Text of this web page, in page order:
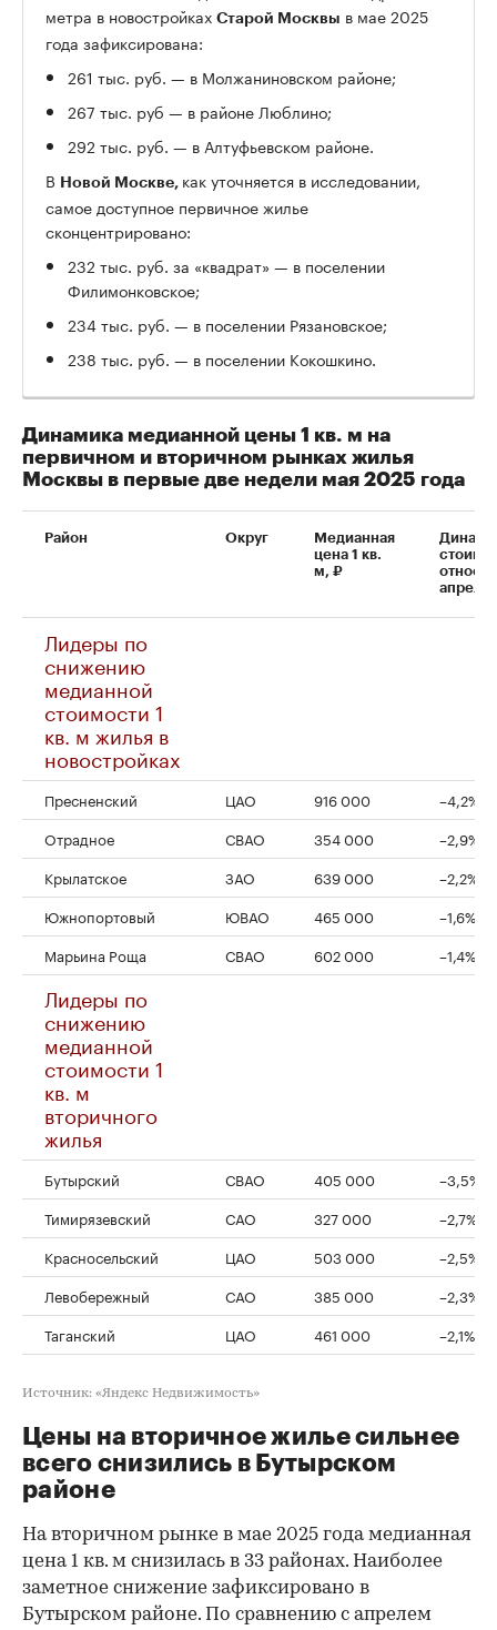
метра в новостройках Старой Москвы в мае 2025
года зафиксирована:
261 тыс. руб. — в Молжаниновском районе;
267 тыс. руб — в районе Люблино;
292 тыс. руб. — в Алтуфьевском районе.
В Новой Москве, как уточняется в исследовании,
самое доступное первичное жилье
сконцентрировано:
232 тыс. руб. за «квадрат» — в поселении
Филимонковское;
234 тыс. руб. — в поселении Рязановское;
238 тыс. руб. — в поселении Кокошкино.
Динамика медианной цены 1 кв. м на
первичном и вторичном рынках жилья
Москвы в первые две недели мая 2025 года
Район Округ
Медианная
цена 1 кв.
м, ₽
апреля
Лидеры по
снижению
медианной
стоимости 1
кв. м жилья в
новостройках
Пресненский ЦАО 916 000
–4,2%
Отрадное
СВАО 354 000
–2,9%
Крылатское
ЗАО 639 000
–2,2%
Южнопортовый
ЮВАО 465 000
–1,6%
Марьина Роща
СВАО 602 000 –1,4%
Лидеры по
снижению
медианной
стоимости 1
кв. м
вторичного
жилья
Бутырский СВАО 405 000
–3,5%
Тимирязевский
САО 327 000
–2,7%
Красносельский
ЦАО 503 000
–2,5%
Левобережный
САО 385 000
–2,3%
Таганский
ЦАО 461 000 –2,1%
Источник: «Яндекс Недвижимость»
Цены на вторичное жилье сильнее
всего снизились в Бутырском
районе
На вторичном рынке в мае 2025 года медианная
цена 1 кв. м снизилась в 33 районах. Наиболее
заметное снижение зафиксировано в
Бутырском районе. По сравнению с апрелем